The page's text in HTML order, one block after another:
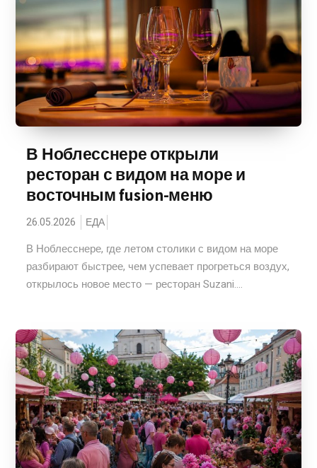
В Ноблесснере открыли
ресторан с видом на море и
восточным fusion-меню
26.05.2026 ЕДА
В Ноблесснере, где летом столики с видом на море
разбирают быстрее, чем успевает прогреться воздух,
открылось новое место — ресторан Suzani....